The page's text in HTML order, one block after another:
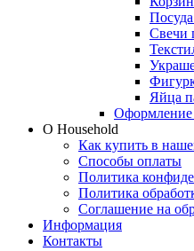
Свечи
Яйца
Оформление
О Household
Как купить в
Способы оплаты
Политика
Политика
Соглашение на
Информация
Контакты